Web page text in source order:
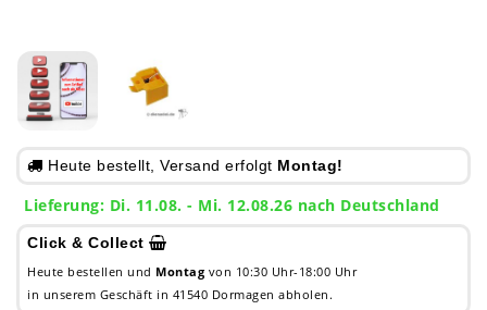
Heute bestellt, Versand erfolgt Montag!
Lieferung: Di. 11.08. - Mi. 12.08.26 nach Deutschland
Click & Collect
Heute bestellen und Montag von 10:30 Uhr-18:00 Uhr
in unserem Geschäft in 41540 Dormagen abholen.